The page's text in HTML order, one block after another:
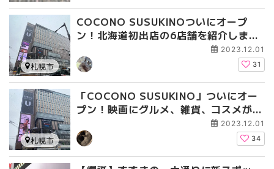
COCONO SUSUKINOついにオープ
ン！北海道初出店の6店舗を紹介しま
2023.12.01
31
札幌市
「COCONO SUSUKINO」ついにオー
プン！映画にグルメ、雑貨、コスメが揃
う。注目のお店も盛りだくさん♪2023.12.01
34
札幌市